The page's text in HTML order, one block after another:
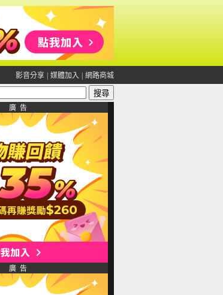
影音分享 媒體加入 網路商城
廣 告
廣 告